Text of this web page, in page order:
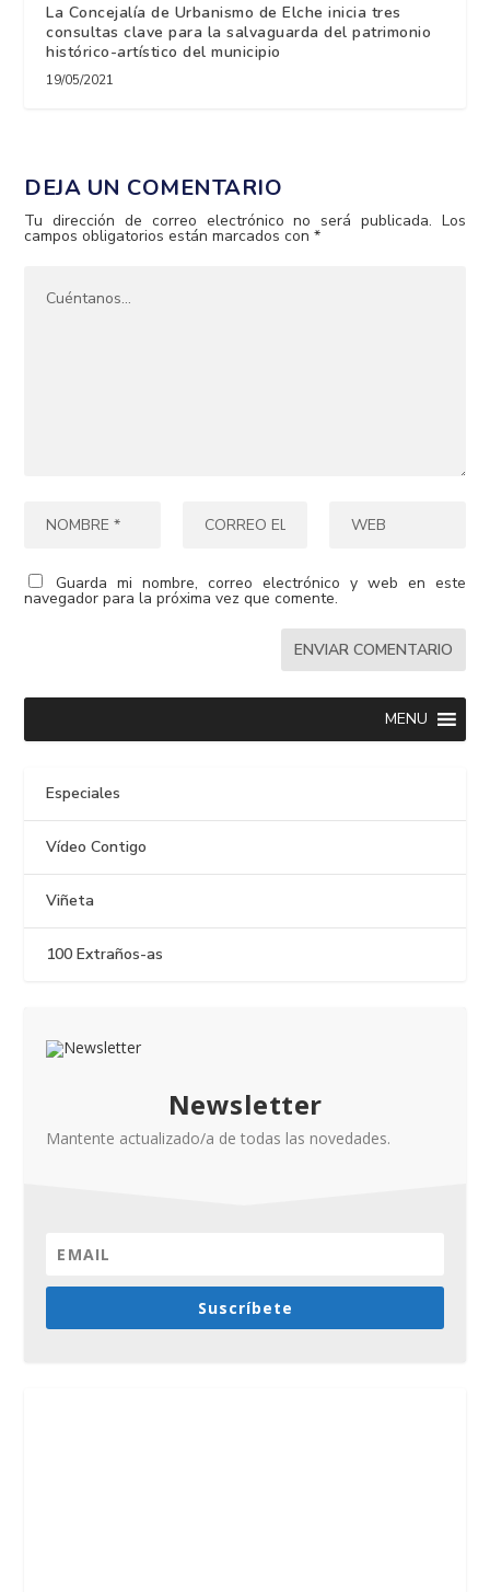
La Concejalía de Urbanismo de Elche inicia tres
consultas clave para la salvaguarda del patrimonio
histórico-artístico del municipio
19/05/2021
DEJA UN COMENTARIO
Tu dirección de correo electrónico no será publicada. Los
campos obligatorios están marcados con*
Guarda mi nombre, correo electrónico y web en este
navegador para la próxima vez que comente.
MENU
Especiales
Vídeo Contigo
Viñeta
100 Extraños-as
Newsletter
Mantente actualizado/a de todas las novedades.
Suscríbete